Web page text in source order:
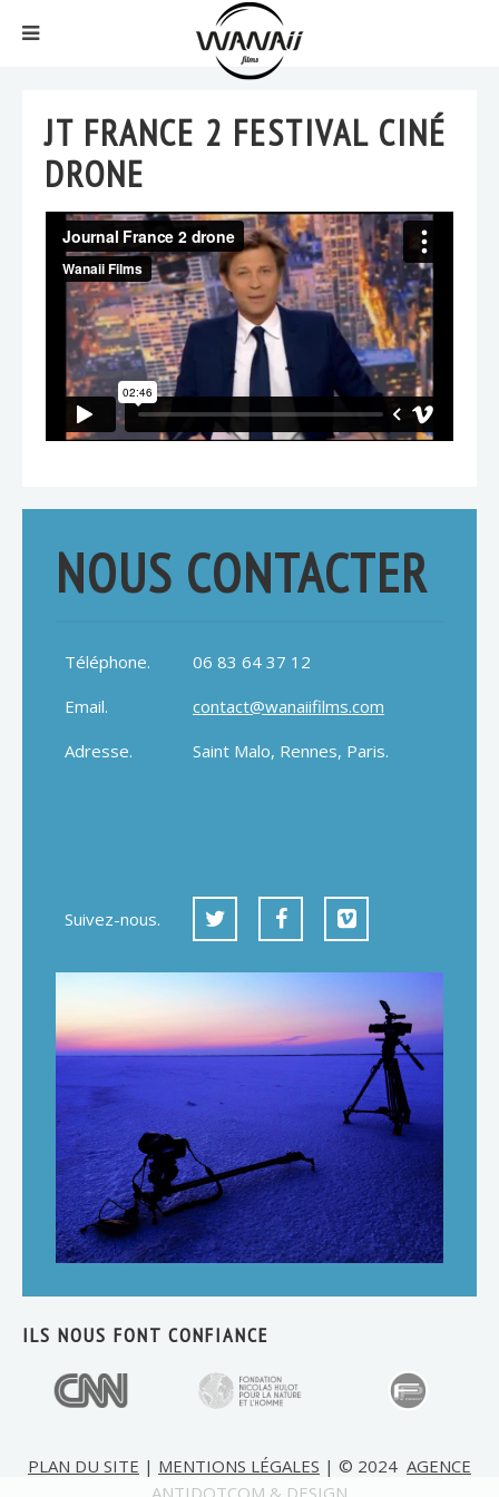
JT FRANCE 2 FESTIVAL CINÉ
DRONE
NOUS CONTACTER
Téléphone.
06 83 64 37 12
Email.
contact@wanaiifilms.com
Adresse.
Saint Malo, Rennes, Paris.
Suivez-nous.
ILS NOUS FONT CONFIANCE
PLAN DU SITE | MENTIONS LÉGALES | © 2024 AGENCE
ANTIDOTCOM & DESIGN